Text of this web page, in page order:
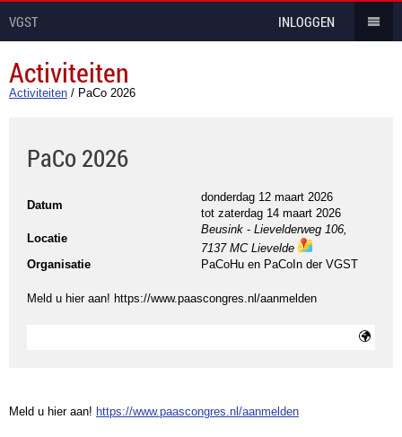
VGST INLOGGEN
Activiteiten
Activiteiten / PaCo 2026
PaCo 2026
Datum
donderdag 12 maart 2026
tot zaterdag 14 maart 2026
Locatie
Beusink - Lievelderweg 106,
7137 MC Lievelde
ma
ps
Organisatie PaCoHu en PaCoIn der VGST
Meld u hier aan! https://www.paascongres.nl/aanmelden
Meld u hier aan! https://www.paascongres.nl/aanmelden